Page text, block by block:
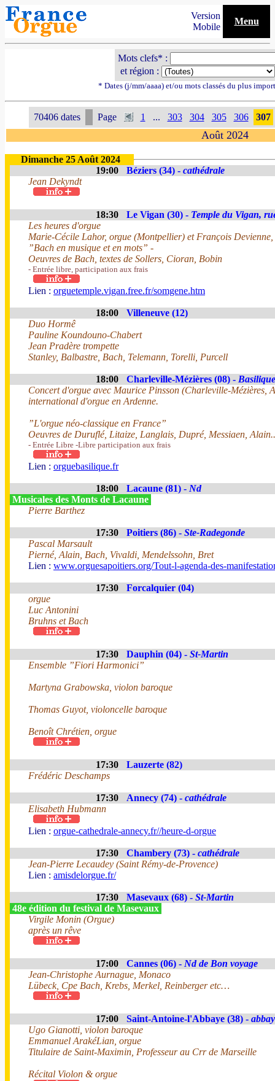
Version
Mobile
Menu
Mots clefs* :
et région :
* Dates (j/mm/aaaa) et/ou mots classés du plus
70406 dates Page 1 ... 303 304 305 306 307
Août 2024
Dimanche 25 Août 2024
19:00
Béziers (34) - cathédrale
Jean Dekyndt
18:30 Le Vigan (30) - Temple du Vigan,
Les heures d'orgue
Marie-Cécile Lahor, orgue (Montpellier) et François Devienne,
”Bach en musique et en mots” -
Oeuvres de Bach, textes de Sollers, Cioran, Bobin
- Entrée libre, participation aux frais
Lien : orguetemple.vigan.free.fr/somgene.htm
18:00
Villeneuve (12)
Duo Hormê
Pauline Koundouno-Chabert
Jean Pradère trompette
Stanley, Balbastre, Bach, Telemann, Torelli, Purcell
18:00 Charleville-Mézières (08) -
Concert d'orgue avec Maurice Pinsson (Charleville-Mézières,
international d'orgue en Ardenne.
”L'orgue néo-classique en France”
Oeuvres de Duruflé, Litaize, Langlais, Dupré, Messiaen,
- Entrée Libre -Libre participation aux frais
Lien : orguebasilique.fr
18:00 Lacaune (81) - Nd
Musicales des Monts de Lacaune
Pierre Barthez
17:30 Poitiers (86) - Ste-Radegonde
Pascal Marsault
Pierné, Alain, Bach, Vivaldi, Mendelssohn, Bret
Lien : www.orguesapoitiers.org/Tout-l-agenda-des-
17:30
Forcalquier (04)
orgue
Luc Antonini
Bruhns et Bach
17:30 Dauphin (04) - St-Martin
Ensemble ”Fiori Harmonici”
Martyna Grabowska, violon baroque
Thomas Guyot, violoncelle baroque
Benoît Chrétien, orgue
17:30
Lauzerte (82)
Frédéric Deschamps
17:30 Annecy (74) - cathédrale
Elisabeth Hubmann
Lien : orgue-cathedrale-annecy.fr//heure-d-orgue
17:30 Chambery (73) - cathédrale
Jean-Pierre Lecaudey (Saint Rémy-de-Provence)
Lien : amisdelorgue.fr/
17:30 Masevaux (68) - St-Martin
48e édition du festival de Masevaux
Virgile Monin (Orgue)
après un rêve
17:00 Cannes (06) - Nd de Bon voyage
Jean-Christophe Aurnague, Monaco
Lübeck, Cpe Bach, Krebs, Merkel, Reinberger etc…
17:00 Saint-Antoine-l'Abbaye (38) -
Ugo Gianotti, violon baroque
Emmanuel ArakéLian, orgue
Titulaire de Saint-Maximin, Professeur au Crr de Marseille
Récital Violon & orgue